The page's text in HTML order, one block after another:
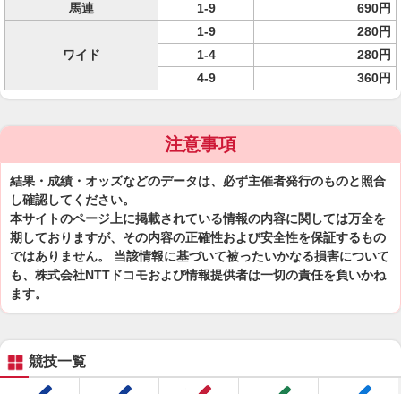
馬連
1-9 690円
ワイド
1-9
280円
1-4
280円
4-9
360円
注意事項
結果・成績・オッズなどのデータは、必ず主催者発行のものと照合
し確認してください。
本サイトのページ上に掲載されている情報の内容に関しては万全を
期しておりますが、その内容の正確性および安全性を保証するもの
ではありません。 当該情報に基づいて被ったいかなる損害について
も、株式会社NTTドコモおよび情報提供者は一切の責任を負いかね
ます。
競技一覧